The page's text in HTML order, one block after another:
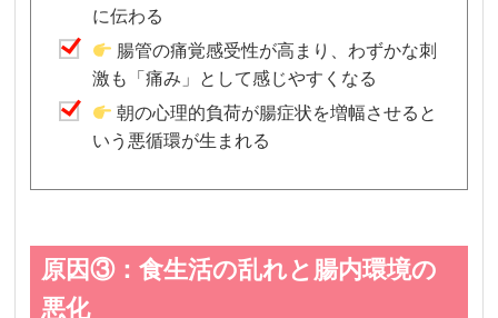
に伝わる
腸管の痛覚感受性が高まり、わずかな刺
激も「痛み」として感じやすくなる
朝の心理的負荷が腸症状を増幅させると
いう悪循環が生まれる
原因③：食生活の乱れと腸内環境の
悪化